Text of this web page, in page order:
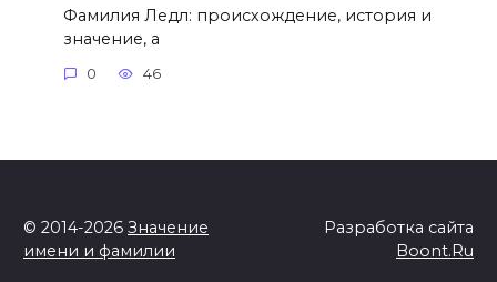
Фамилия Ледл: происхождение, история и
значение, а
0 46
© 2014-2026 Значение
имени и фамилии
Разработка сайта
Boont.Ru